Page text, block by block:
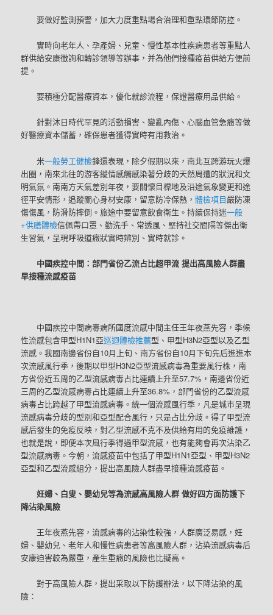
要做好監測預警，加大力度重點場合治理和重點環節防控。
實時向老年人、孕產婦、兒童、慢性基本性疾病患者等重點人
群供給安康徵詢和轉診領導等辦事，并為他們接種疫苗供給方便前
提。
要積極分配醫療資本，優化就診流程，保證醫療用品供給。
針對沐日時代罕見的活動損害、變亂內傷、心腦血管急癥等做
好醫療資本儲蓄，確保患者獲得實時有用救治。
米一般勞工健檢鋒還表現，除夕假期以來，南北互跨游玩火爆
出圈，南來北往的游客縱情感觸感染著分歧的天然周遭的狀況和文
明氣氛。南南方天氣差別年夜，要關懷目標地及沿途氣象變更和途
徑平安情形，追蹤關心身材安康，留意防冷保熱，體檢項目嚴防凍
傷傷風，防滑防摔倒。旅途中要留意飲食衛生。持續保持迷一般
+供膳體檢信佩帶口罩、勤洗手、常透風、堅持社交間隔等傑出衛
生習氣，呈現呼吸道癥狀實時辨別、實時就診。
中國疾控中間：部門省份乙流占比超甲流 提出高風險人群盡
早接種流感疫苗
中國疾控中間病毒病所國度流感中間主任王年夜燕先容，季候
性流感包含甲型H1N1亞巡迴體檢推薦型、甲型H3N2亞型以及乙型
流感。我國南邊省份自10月上旬、南方省份自10月下旬先后進進本
次流感風行季，後期以甲型H3N2亞型流感病毒為重要風行株，南
方省份近五周的乙型流感病毒占比連續上升至57.7%，南邊省份近
三周的乙型流感病毒占比連續上升至36.8%，部門省份的乙型流感
病毒占比跨越了甲型流感病毒。統一個流感風行季，凡是城市呈現
流感病毒分歧的型別和亞型配合風行，只是占比分歧。得了甲型流
感后發生的免疫反映，對乙型流感不克不及供給有用的免疫維護，
也就是說，即便本次風行季得過甲型流感，也有能夠會再次沾染乙
型流感病毒。今朝，流感疫苗中包括了甲型H1N1亞型、甲型H3N2
亞型和乙型流感組分，提出高風險人群盡早接種流感疫苗。
妊婦、白叟、嬰幼兒等為流感高風險人群 做好四方面防護下
降沾染風險
王年夜燕先容，流感病毒的沾染性較強，人群廣泛易感，妊
婦、嬰幼兒、老年人和慢性病患者等高風險人群，沾染流感病毒后
安康迫害較為嚴重，產生重癥的風險也比擬高。
對于高風險人群，提出采取以下防護辦法，以下降沾染的風
險：